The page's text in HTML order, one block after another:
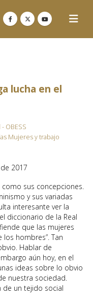
lucha en el
OBESS
Mujeres y trabajo
2017
sus concepciones.
y sus variadas
interesante ver la
diccionario de la Real
que las mujeres
hombres”. Tan
Hablar de
aún hoy, en el
ideas sobre lo obvio
nuestra sociedad.
de un tejido social